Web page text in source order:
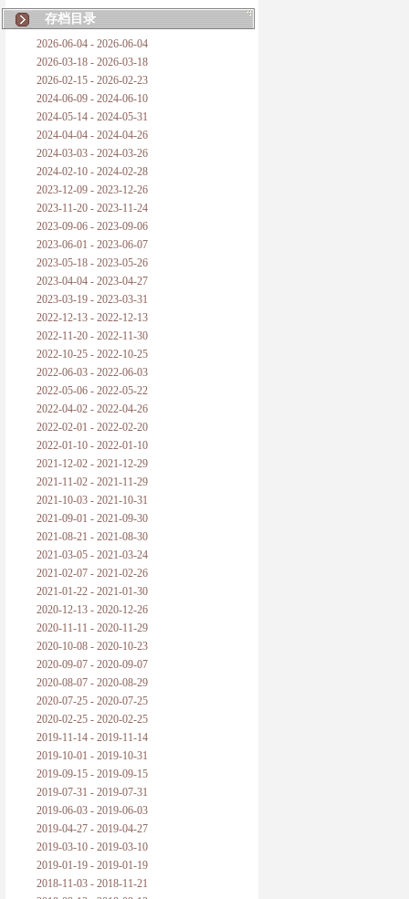
存档目录
2026-06-04 - 2026-06-04
2026-03-18 - 2026-03-18
2026-02-15 - 2026-02-23
2024-06-09 - 2024-06-10
2024-05-14 - 2024-05-31
2024-04-04 - 2024-04-26
2024-03-03 - 2024-03-26
2024-02-10 - 2024-02-28
2023-12-09 - 2023-12-26
2023-11-20 - 2023-11-24
2023-09-06 - 2023-09-06
2023-06-01 - 2023-06-07
2023-05-18 - 2023-05-26
2023-04-04 - 2023-04-27
2023-03-19 - 2023-03-31
2022-12-13 - 2022-12-13
2022-11-20 - 2022-11-30
2022-10-25 - 2022-10-25
2022-06-03 - 2022-06-03
2022-05-06 - 2022-05-22
2022-04-02 - 2022-04-26
2022-02-01 - 2022-02-20
2022-01-10 - 2022-01-10
2021-12-02 - 2021-12-29
2021-11-02 - 2021-11-29
2021-10-03 - 2021-10-31
2021-09-01 - 2021-09-30
2021-08-21 - 2021-08-30
2021-03-05 - 2021-03-24
2021-02-07 - 2021-02-26
2021-01-22 - 2021-01-30
2020-12-13 - 2020-12-26
2020-11-11 - 2020-11-29
2020-10-08 - 2020-10-23
2020-09-07 - 2020-09-07
2020-08-07 - 2020-08-29
2020-07-25 - 2020-07-25
2020-02-25 - 2020-02-25
2019-11-14 - 2019-11-14
2019-10-01 - 2019-10-31
2019-09-15 - 2019-09-15
2019-07-31 - 2019-07-31
2019-06-03 - 2019-06-03
2019-04-27 - 2019-04-27
2019-03-10 - 2019-03-10
2019-01-19 - 2019-01-19
2018-11-03 - 2018-11-21